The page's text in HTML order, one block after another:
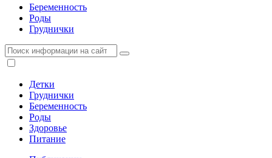
Беременность
Роды
Груднички
Детки
Груднички
Беременность
Роды
Здоровье
Питание